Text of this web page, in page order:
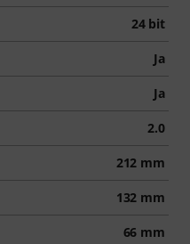
24 bit
Ja
Ja
2.0
212 mm
132 mm
66 mm